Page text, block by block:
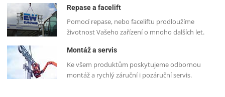
Repase a facelift
Pomocí repase, nebo faceliftu prodloužíme
životnost Vašeho zařízení o mnoho dalších let.
Montáž a servis
Ke všem produktům poskytujeme odbornou
montáž a rychlý záruční i pozáruční servis.